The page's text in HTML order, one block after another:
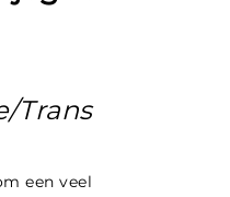
Trans
een veel